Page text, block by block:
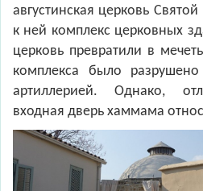
августинская церковь
к ней комплекс церковных
церковь превратили в
комплекса было
артиллерией. Однако,
входная дверь хаммама